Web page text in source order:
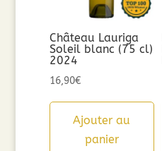
Château Lauriga
Soleil blanc (75 cl)
2024
16,90€
Ajouter au
panier